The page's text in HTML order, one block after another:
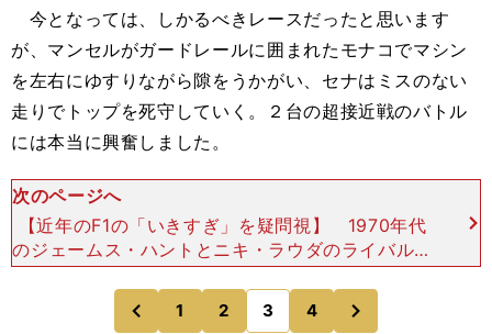
今となっては、しかるべきレースだったと思います
が、マンセルがガードレールに囲まれたモナコでマシン
を左右にゆすりながら隙をうかがい、セナはミスのない
走りでトップを死守していく。２台の超接近戦のバトル
には本当に興奮しました。
次のページへ
【近年のF1の「いきすぎ」を疑問視】 1970年代
のジェームス・ハントとニキ・ラウダのライバル関
係を題材にした映画『ラッシュ／プライドと友情』
（※日本では2014年に公開）で、僕は日本語版のハ
ント役
前
のページへ
1 2 3 4
のページへ